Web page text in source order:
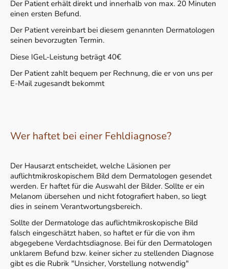
Der Patient erhält direkt und innerhalb von max. 20 Minuten
einen ersten Befund.
Der Patient vereinbart bei diesem genannten Dermatologen
seinen bevorzugten Termin.
Diese IGeL-Leistung beträgt 40€
Der Patient zahlt bequem per Rechnung, die er von uns per
E-Mail zugesandt bekommt
Wer haftet bei einer Fehldiagnose?
Der Hausarzt entscheidet, welche Läsionen per
auflichtmikroskopischem Bild dem Dermatologen gesendet
werden. Er haftet für die Auswahl der Bilder. Sollte er ein
Melanom übersehen und nicht fotografiert haben, so liegt
dies in seinem Verantwortungsbereich.
Sollte der Dermatologe das auflichtmikroskopische Bild
falsch eingeschätzt haben, so haftet er für die von ihm
abgegebene Verdachtsdiagnose. Bei für den Dermatologen
unklarem Befund bzw. keiner sicher zu stellenden Diagnose
gibt es die Rubrik "Unsicher, Vorstellung notwendig"